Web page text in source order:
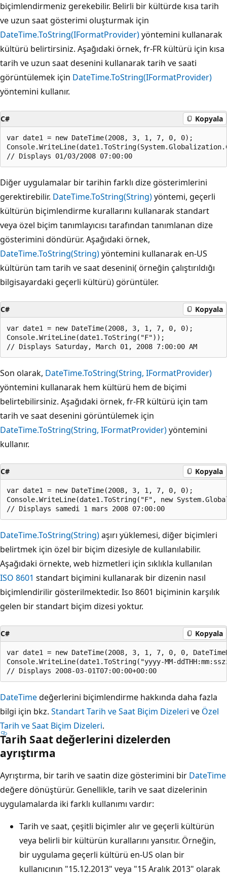
biçimlendirmeniz gerekebilir. Belirli bir kültürde kısa tarih
ve uzun saat gösterimi oluşturmak için
DateTime.ToString(IFormatProvider)yöntemini kullanarak
kültürü belirtirsiniz. Aşağıdaki örnek, fr-FR kültürü için kısa
tarih ve uzun saat desenini kullanarak tarih ve saati
görüntülemek için DateTime.ToString(IFormatProvider)
yöntemini kullanır.
C# Kopyala
var date1 = new DateTime(2008, 3, 1, 7, 0, 0);
Diğer uygulamalar bir tarihin farklı dize gösterimlerini
gerektirebilir. DateTime.ToString(String)yöntemi, geçerli
kültürün biçimlendirme kurallarını kullanarak standart
veya özel biçim tanımlayıcısı tarafından tanımlanan dize
gösterimini döndürür. Aşağıdaki örnek,
DateTime.ToString(String)yöntemini kullanarak en-US
kültürün tam tarih ve saat desenini( örneğin çalıştırıldığı
bilgisayardaki geçerli kültürü) görüntüler.
C# Kopyala
var date1 = new DateTime(2008, 3, 1, 7, 0, 0);
Console.WriteLine(date1.ToString("F"));
Son olarak, DateTime.ToString(String, IFormatProvider)
yöntemini kullanarak hem kültürü hem de biçimi
belirtebilirsiniz. Aşağıdaki örnek, fr-FR kültürü için tam
tarih ve saat desenini görüntülemek için
DateTime.ToString(String, IFormatProvider)yöntemini
kullanır.
C# Kopyala
var date1 = new DateTime(2008, 3, 1, 7, 0, 0);
Console.WriteLine(date1.ToString("F", new
DateTime.ToString(String)aşırı yüklemesi, diğer biçimleri
belirtmek için özel bir biçim dizesiyle de kullanılabilir.
Aşağıdaki örnekte, web hizmetleri için sıklıkla kullanılan
ISO 8601 standart biçimini kullanarak bir dizenin nasıl
biçimlendirilir gösterilmektedir. Iso 8601 biçiminin karşılık
gelen bir standart biçim dizesi yoktur.
C# Kopyala
var date1 = new DateTime(2008, 3, 1, 7, 0, 0,
Console.WriteLine(date1.ToString("yyyy-MM-
DateTimedeğerlerini biçimlendirme hakkında daha fazla
bilgi için bkz. Standart Tarih ve Saat Biçim Dizeleri ve Özel
Tarih ve Saat Biçim Dizeleri.
Tarih Saat değerlerini dizelerden
ayrıştırma
Ayrıştırma, bir tarih ve saatin dize gösterimini bir DateTime
değere dönüştürür. Genellikle, tarih ve saat dizelerinin
uygulamalarda iki farklı kullanımı vardır:
Tarih ve saat, çeşitli biçimler alır ve geçerli kültürün
veya belirli bir kültürün kurallarını yansıtır. Örneğin,
bir uygulama geçerli kültürü en-US olan bir
kullanıcının "15.12.2013" veya "15 Aralık 2013" olarak